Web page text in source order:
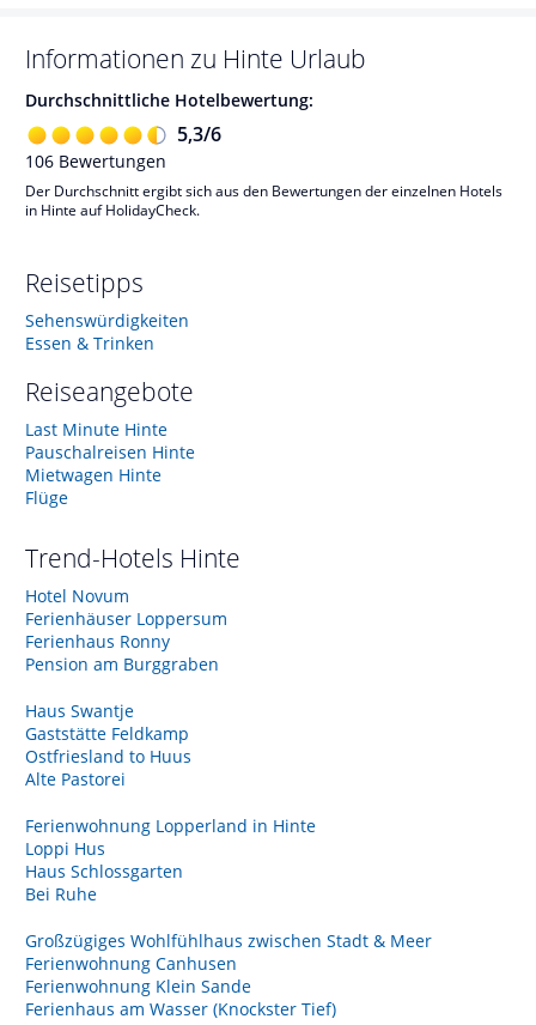
Informationen zu Hinte Urlaub
Durchschnittliche Hotelbewertung:
5,3/6
106 Bewertungen
Der Durchschnitt ergibt sich aus den Bewertungen der einzelnen Hotels
in Hinte auf HolidayCheck.
Reisetipps
Sehenswürdigkeiten
Essen & Trinken
Reiseangebote
Last Minute Hinte
Pauschalreisen Hinte
Mietwagen Hinte
Flüge
Trend-Hotels Hinte
Hotel Novum
Ferienhäuser Loppersum
Ferienhaus Ronny
Pension am Burggraben
Haus Swantje
Gaststätte Feldkamp
Ostfriesland to Huus
Alte Pastorei
Ferienwohnung Lopperland in Hinte
Loppi Hus
Haus Schlossgarten
Bei Ruhe
Großzügiges Wohlfühlhaus zwischen Stadt & Meer
Ferienwohnung Canhusen
Ferienwohnung Klein Sande
Ferienhaus am Wasser (Knockster Tief)